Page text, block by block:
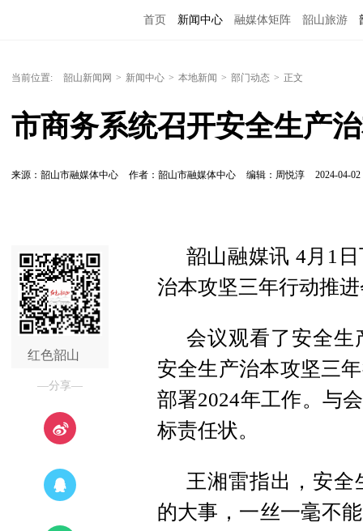
首页 新闻中心 融媒体矩阵 韶山旅游
当前位置: 韶山新闻网 > 新闻中心 > 本地新闻 > 部门动态 > 正文
市商务系统召开安全生产
来源：韶山市融媒体中心 作者：韶山市融媒体中心 编辑：周悦淳 2024-04-02
红色韶山
—分享—
韶山融媒讯 4月1
治本攻坚三年行动推
会议观看了安全生
安全生产治本攻坚三
部署2024年工作。与
标责任状。
王湘雷指出，安
的大事，一丝一毫不